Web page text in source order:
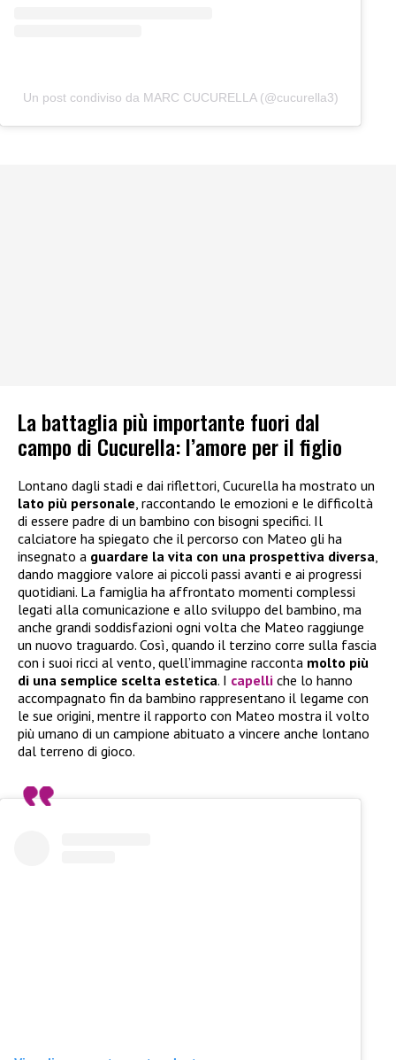
Un post condiviso da MARC CUCURELLA (@cucurella3)
La battaglia più importante fuori dal
campo di Cucurella: l’amore per il figlio
Lontano dagli stadi e dai riflettori, Cucurella ha mostrato un
lato più personale, raccontando le emozioni e le difficoltà
di essere padre di un bambino con bisogni specifici. Il
calciatore ha spiegato che il percorso con Mateo gli ha
insegnato a guardare la vita con una prospettiva diversa,
dando maggiore valore ai piccoli passi avanti e ai progressi
quotidiani. La famiglia ha affrontato momenti complessi
legati alla comunicazione e allo sviluppo del bambino, ma
anche grandi soddisfazioni ogni volta che Mateo raggiunge
un nuovo traguardo. Così, quando il terzino corre sulla fascia
con i suoi ricci al vento, quell’immagine racconta molto più
di una semplice scelta estetica. I capelli che lo hanno
accompagnato fin da bambino rappresentano il legame con
le sue origini, mentre il rapporto con Mateo mostra il volto
più umano di un campione abituato a vincere anche lontano
dal terreno di gioco.